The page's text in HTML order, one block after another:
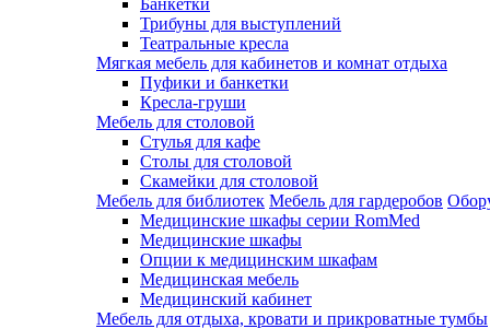
Банкетки
Трибуны для выступлений
Театральные кресла
Мягкая мебель для кабинетов и комнат отдыха
Пуфики и банкетки
Кресла-груши
Мебель для столовой
Cтулья для кафе
Cтолы для столовой
Скамейки для столовой
Мебель для библиотек Мебель для гардеробов
Медицинские шкафы серии RomMed
Медицинские шкафы
Опции к медицинским шкафам
Медицинская мебель
Медицинский кабинет
Мебель для отдыха, кровати и прикроватные тумбы